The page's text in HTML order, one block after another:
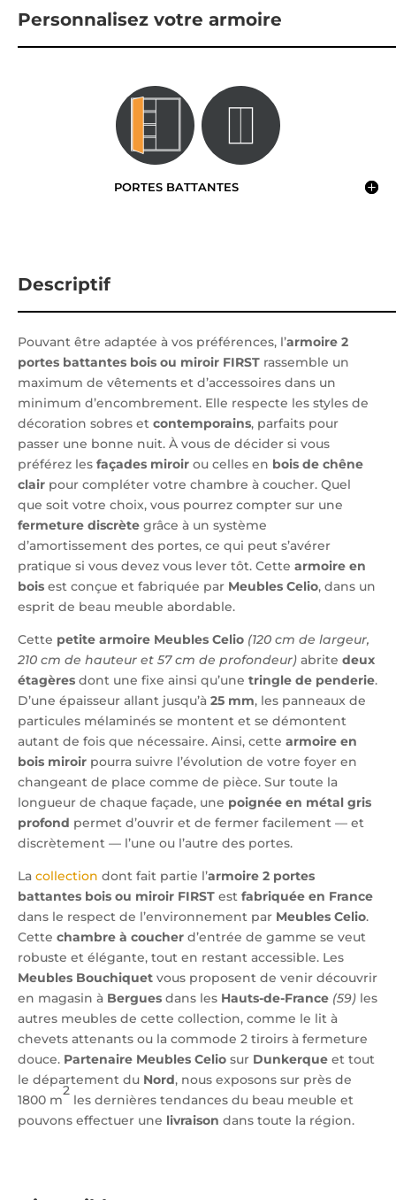
Personnalisez votre armoire
PORTES BATTANTES
Descriptif
Pouvant être adaptée à vos préférences, l’armoire 2
portes battantes bois ou miroir FIRST rassemble un
maximum de vêtements et d’accessoires dans un
minimum d’encombrement. Elle respecte les styles de
décoration sobres et contemporains, parfaits pour
passer une bonne nuit. À vous de décider si vous
préférez les façades miroir ou celles en bois de chêne
clair pour compléter votre chambre à coucher. Quel
que soit votre choix, vous pourrez compter sur une
fermeture discrète grâce à un système
d’amortissement des portes, ce qui peut s’avérer
pratique si vous devez vous lever tôt. Cette armoire en
bois est conçue et fabriquée par Meubles Celio, dans un
esprit de beau meuble abordable.
Cette petite armoire Meubles Celio (120 cm de largeur,
210 cm de hauteur et 57 cm de profondeur) abrite deux
étagères dont une fixe ainsi qu’une tringle de penderie.
D’une épaisseur allant jusqu’à 25 mm, les panneaux de
particules mélaminés se montent et se démontent
autant de fois que nécessaire. Ainsi, cette armoire en
bois miroir pourra suivre l’évolution de votre foyer en
changeant de place comme de pièce. Sur toute la
longueur de chaque façade, une poignée en métal gris
profond permet d’ouvrir et de fermer facilement — et
discrètement — l’une ou l’autre des portes.
La collection dont fait partie l’armoire 2 portes
battantes bois ou miroir FIRST est fabriquée en France
dans le respect de l’environnement par Meubles Celio.
Cette chambre à coucher d’entrée de gamme se veut
robuste et élégante, tout en restant accessible. Les
Meubles Bouchiquet vous proposent de venir découvrir
en magasin à Bergues dans les Hauts-de-France (59) les
autres meubles de cette collection, comme le lit à
chevets attenants ou la commode 2 tiroirs à fermeture
douce. Partenaire Meubles Celio sur Dunkerque et tout
le département du Nord, nous exposons sur près de
1800 m
2
les dernières tendances du beau meuble et
pouvons effectuer une livraison dans toute la région.